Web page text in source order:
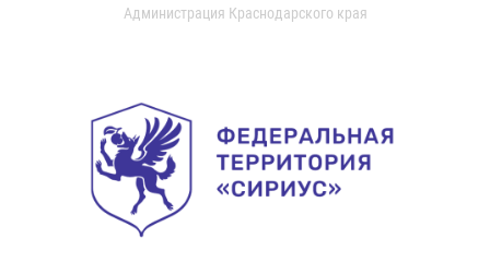
Администрация Краснодарского края